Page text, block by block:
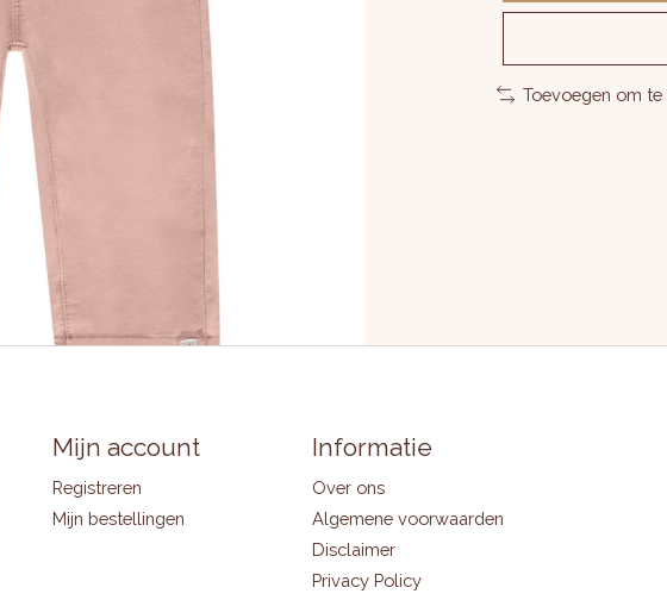
Toevoegen om te
Mijn account
Registreren
Mijn bestellingen
Informatie
Over ons
Algemene voorwaarden
Disclaimer
Privacy Policy